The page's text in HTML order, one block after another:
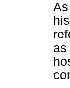
as